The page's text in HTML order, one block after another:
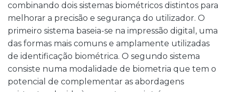
combinando dois sistemas biométricos distintos para
melhorar a precisão e segurança do utilizador. O
primeiro sistema baseia-se na impressão digital, uma
das formas mais comuns e amplamente utilizadas
de identificação biométrica. O segundo sistema
consiste numa modalidade de biometria que tem o
potencial de complementar as abordagens